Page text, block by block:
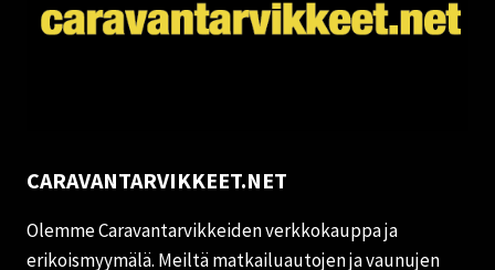
CARAVANTARVIKKEET.NET
Olemme Caravantarvikkeiden verkkokauppa ja
erikoismyymälä. Meiltä matkailuautojen ja vaunujen